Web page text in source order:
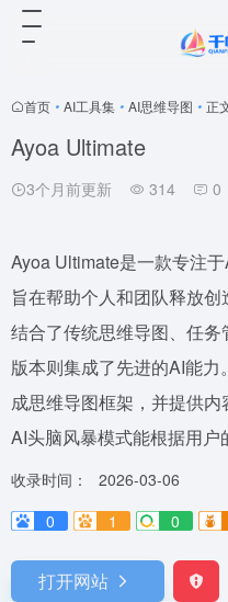
首页 • AI工具集 • AI思维导图 • 正
Ayoa Ultimate
3个月前更新 314 0
Ayoa Ultimate是一款专注
旨在帮助个人和团队释放
结合了传统思维导图、任
版本则集成了先进的AI能
成思维导图框架，并提供内
AI头脑风暴模式能根据用户
收录时间：
2026-03-06
0
1 0
打开网站